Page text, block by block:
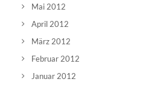
Mai 2012
April 2012
März 2012
Februar 2012
Januar 2012